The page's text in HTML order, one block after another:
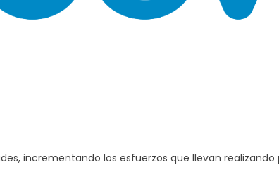
incrementando los esfuerzos que llevan